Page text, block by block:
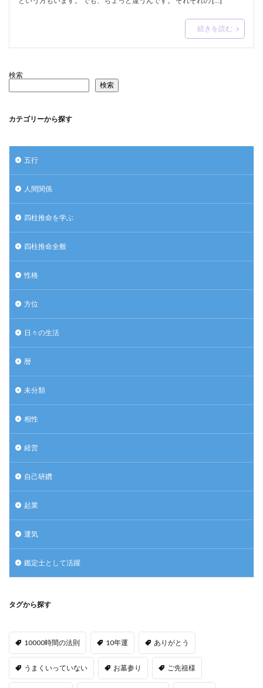
続きを読む
検索
検索
カテゴリーから探す
五行
人間関係
四柱推命を学ぶ
四柱推命全般
性格
方位
日々の生活
暦
未分類
相性
経営
自己研鑽
起業
運気
鑑定士として活躍
タグから探す
10000時間の法則 10年運 ありがとう
うまくいっていない お墓参り ご先祖様